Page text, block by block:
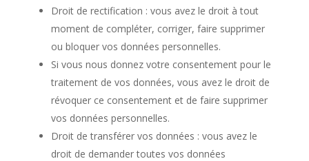
Droit de rectification : vous avez le droit à tout
moment de compléter, corriger, faire supprimer
ou bloquer vos données personnelles.
Si vous nous donnez votre consentement pour le
traitement de vos données, vous avez le droit de
révoquer ce consentement et de faire supprimer
vos données personnelles.
Droit de transférer vos données : vous avez le
droit de demander toutes vos données